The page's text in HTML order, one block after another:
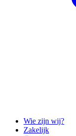
Wie zijn wij?
Zakelijk